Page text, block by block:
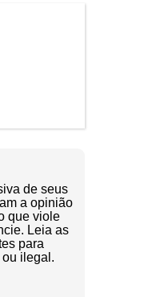
de seus
a opinião
que viole
Leia as
para
ilegal.